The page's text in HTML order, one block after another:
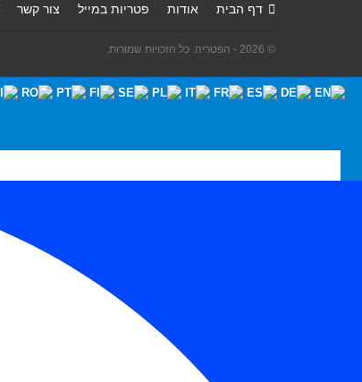
דף הבית אודות פטריות במייל צור קשר
© 2026 - הפטריה. כל הזכויות שמורות.